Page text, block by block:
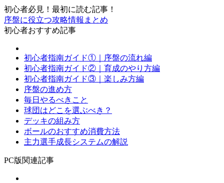
初心者必見！最初に読む記事！
序盤に役立つ攻略情報まとめ
初心者おすすめ記事
初心者指南ガイド①｜序盤の流れ編
初心者指南ガイド②｜育成のやり方編
初心者指南ガイド③｜楽しみ方編
序盤の進め方
毎日やるべきこと
球団はどこを選ぶべき？
デッキの組み方
ボールのおすすめ消費方法
主力選手成長システムの解説
PC版関連記事